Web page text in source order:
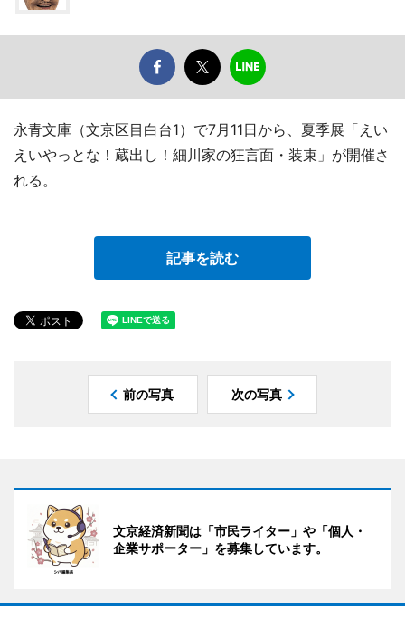
永青文庫（文京区目白台1）で7月11日から、夏季展「えい
えいやっとな！蔵出し！細川家の狂言面・装束」が開催さ
れる。
記事を読む
前の写真 次の写真
文京経済新聞は「市民ライター」や「個人・
企業サポーター」を募集しています。